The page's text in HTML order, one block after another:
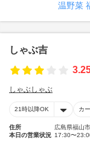
温野菜
しゃぶ吉
しゃぶしゃぶ
21時以降OK カ
住所
広島県福山
本日の営業状況 17:30〜